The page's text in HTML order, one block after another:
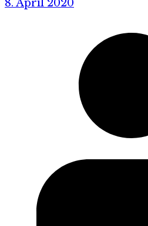
8. April 2020